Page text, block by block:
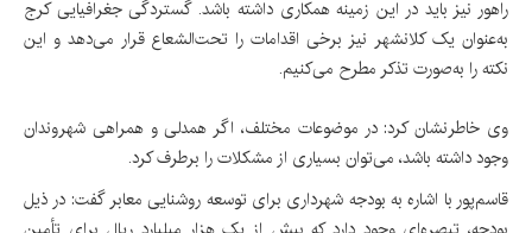
راهور نیز باید در این زمینه همکاری داشته باشد. گستردگی جغرافیایی کرج
به‌عنوان یک کلانشهر نیز برخی اقدامات را تحت‌الشعاع قرار می‌دهد و این
نکته را به‌صورت تذکر مطرح می‌کنیم.
وی خاطرنشان کرد: در موضوعات مختلف، اگر همدلی و همراهی شهروندان
وجود داشته باشد، می‌توان بسیاری از مشکلات را برطرف کرد.
‎قاسم‌پور با اشاره به بودجه شهرداری برای توسعه روشنایی معابر گفت: در ذیل